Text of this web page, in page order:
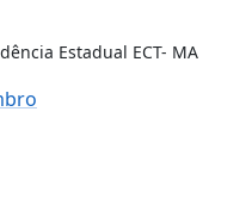
Estadual ECT- MA